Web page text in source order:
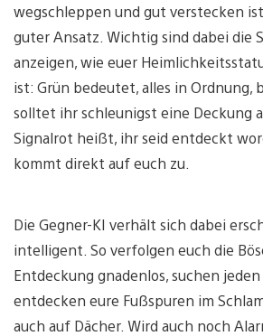
wegschleppen und gut verstecken
guter Ansatz. Wichtig sind dabei die
anzeigen, wie euer
ist: Grün bedeutet, alles in Ordnung,
solltet ihr schleunigst eine Deckung
Signalrot heißt, ihr seid entdeckt
kommt direkt auf euch zu.
Die Gegner-KI verhält sich dabei
intelligent. So verfolgen euch die
Entdeckung gnadenlos, suchen
entdecken eure Fußspuren im
auch auf Dächer. Wird auch noch